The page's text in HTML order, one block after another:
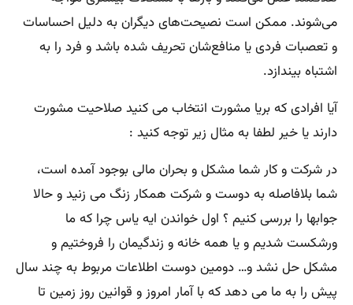
می‌شوند. ممکن است نصیحت‌های دیگران به دلیل احساسات
و تعصبات فردی یا منافع‌شان تحریف شده باشد و فرد را به
اشتباه بیندازد.
آیا افرادی که بریا مشورت انتخاب می کنید صلاحیت مشورت
دارند یا خیر لطفا به مثال زیر توجه کنید :
در شرکت و کار شما مشکل و بحران مالی بوجود آمده است،
شما بلافاصله به دوست و شرکت همکار زنگ می زنید و حالا
جوابها را بررسی کنیم ؟ اول خواندن ایه یاس چرا که ما
ورشکست شدیم و یا همه خانه و زندگیمان را فروختیم و
مشکل حل نشد و… دومین دوست اطلاعات مربوط به چند سال
پیش را به ما می دهد که با آمار امروز و قوانین روز زمین تا